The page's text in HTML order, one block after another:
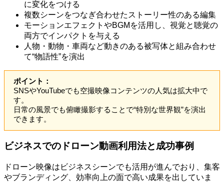
に変化をつける
複数シーンをつなぎ合わせたストーリー性のある編集
モーションエフェクトやBGMを活用し、視覚と聴覚の
両方でインパクトを与える
人物・動物・車両など動きのある被写体と組み合わせ
て“物語性”を演出
ポイント：
SNSやYouTubeでも空撮映像コンテンツの人気は拡大中で
す。
日常の風景でも俯瞰撮影することで“特別な世界観”を演出
できます。
ビジネスでのドローン動画利用法と成功事例
ドローン映像はビジネスシーンでも活用が進んでおり、集客
やブランディング、効率向上の面で高い成果を出していま